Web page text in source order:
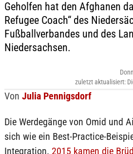
Geholfen hat den Afghanen
Refugee Coach“ des
Fußballverbandes und des
Niedersachsen.
Von Julia Pennigsdorf
zuletzt aktualisiert:
Die Werdegänge von Omid und
sich wie ein Best-Practice-
Integration. 2015 kamen die